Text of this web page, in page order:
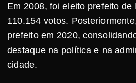
Em 2008, foi eleito prefeito de
110.154 votos.
prefeito em 2020,
destaque na política e na
cidade.